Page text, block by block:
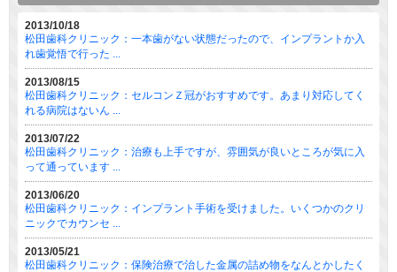
2013/10/18
松田歯科クリニック：一本歯がない状態だったので、インプラントか入
れ歯覚悟で行った ...
2013/08/15
松田歯科クリニック：セルコンＺ冠がおすすめです。あまり対応してく
れる病院はないん ...
2013/07/22
松田歯科クリニック：治療も上手ですが、雰囲気が良いところが気に入
って通っています ...
2013/06/20
松田歯科クリニック：インプラント手術を受けました。いくつかのクリ
ニックでカウンセ ...
2013/05/21
松田歯科クリニック：保険治療で治した金属の詰め物をなんとかしたく